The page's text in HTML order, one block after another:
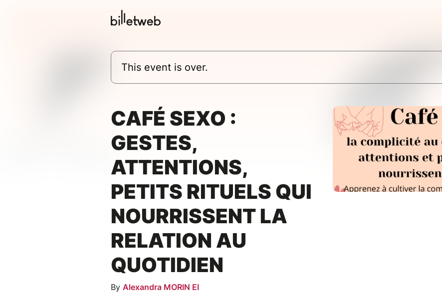
This event is over.
CAFÉ SEXO :
GESTES,
ATTENTIONS,
PETITS RITUELS QUI
NOURRISSENT LA
RELATION AU
QUOTIDIEN
By Alexandra MORIN EI